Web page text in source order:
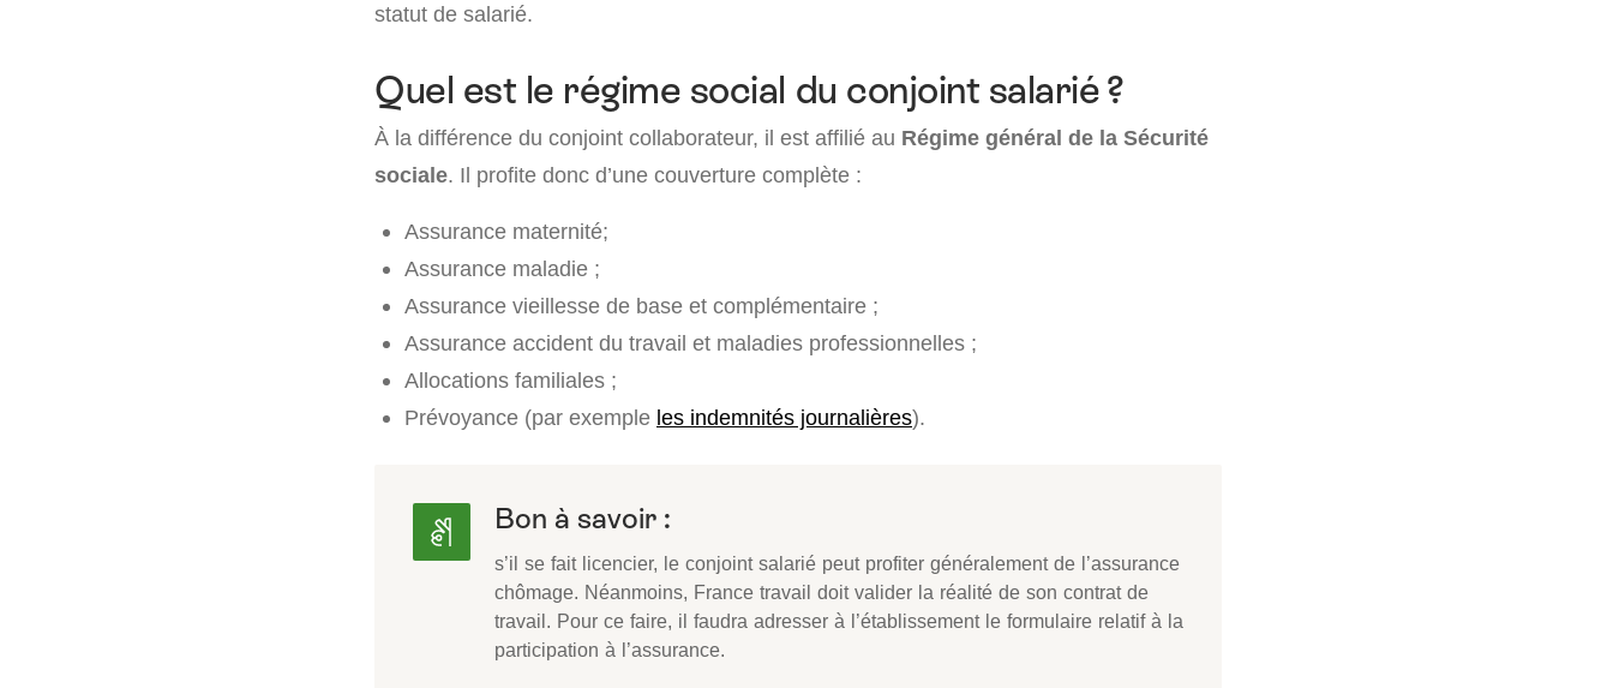
statut de salarié.
Quel est le régime social du conjoint salarié ?
À la différence du conjoint collaborateur, il est affilié au Régime général de la Sécurité
sociale. Il profite donc d’une couverture complète :
Assurance maternité;
Assurance maladie ;
Assurance vieillesse de base et complémentaire ;
Assurance accident du travail et maladies professionnelles ;
Allocations familiales ;
Prévoyance (par exemple les indemnités journalières).
Bon à savoir :
s’il se fait licencier, le conjoint salarié peut profiter généralement de l’assurance
chômage. Néanmoins, France travail doit valider la réalité de son contrat de
travail. Pour ce faire, il faudra adresser à l’établissement le formulaire relatif à la
participation à l’assurance.